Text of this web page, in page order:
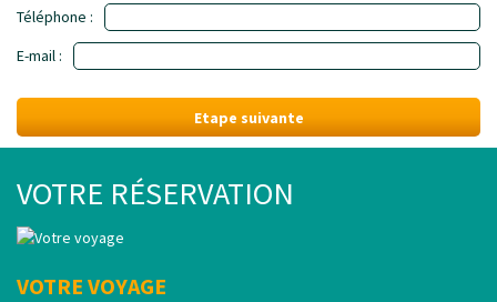
Téléphone :
E-mail :
Etape suivante
VOTRE RÉSERVATION
VOTRE VOYAGE